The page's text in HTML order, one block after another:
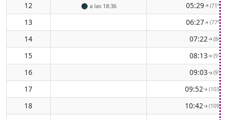
12 🌑 a las 18:36 05:29↑(71°
13 06:27↑(77°
14 07:22↑(84°
15 08:13↑ (91°
16 09:03↑(97°
17 09:52↑(103°
18 10:42↑(109°